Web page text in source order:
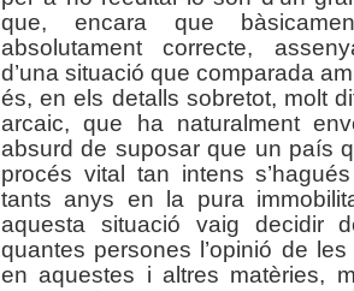
que, encara que
absolutament correcte,
d’una situació que comparada
és, en els detalls sobretot, molt
arcaic, que ha naturalment
absurd de suposar que un país
procés vital tan intens
tants anys en la pura
aquesta situació vaig decidir
quantes persones l’opinió de
en aquestes i altres matèries,